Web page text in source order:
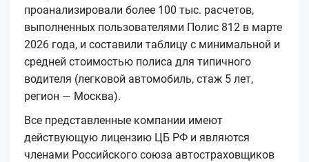
проанализировали более 100 тыс. расчетов,
выполненных пользователями Полис 812 в марте
2026 года, и составили таблицу с минимальной и
средней стоимостью полиса для типичного
водителя (легковой автомобиль, стаж 5 лет,
регион — Москва).
Все представленные компании имеют
действующую лицензию ЦБ РФ и являются
членами Российского союза автостраховщиков